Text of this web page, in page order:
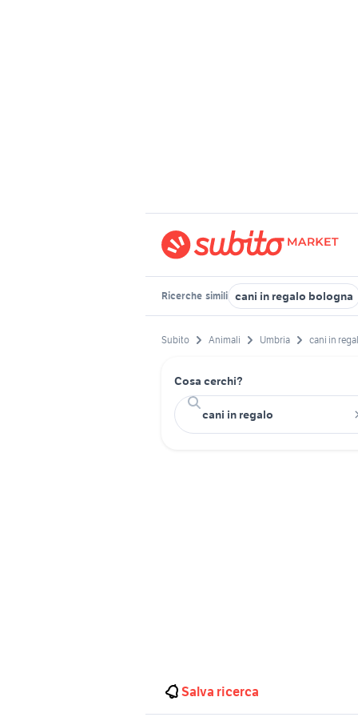
Ricerche simili cani in regalo bologna
Subito Animali Umbria cani in
Cosa cerchi?
Salva ricerca